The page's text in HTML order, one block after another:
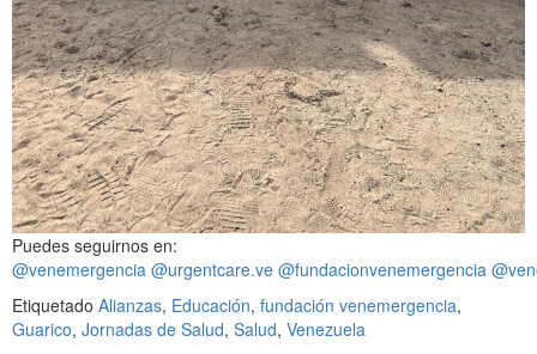
Puedes seguirnos en:
@venemergencia @urgentcare.ve @fundacionvenemergencia
Etiquetado Alianzas, Educación, fundación venemergencia,
Guarico, Jornadas de Salud, Salud, Venezuela